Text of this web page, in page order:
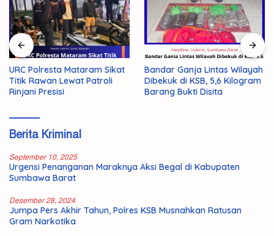
URC Polresta Mataram Sikat
Titik Rawan Lewat Patroli
Rinjani Presisi
Bandar Ganja Lintas Wilayah
Dibekuk di KSB, 5,6 Kilogram
Barang Bukti Disita
Berita Kriminal
September 10, 2025
Urgensi Penanganan Maraknya Aksi Begal di Kabupaten
Sumbawa Barat
Desember 28, 2024
Jumpa Pers Akhir Tahun, Polres KSB Musnahkan Ratusan
Gram Narkotika